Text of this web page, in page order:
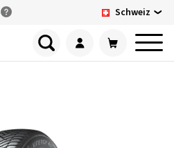
Schweiz